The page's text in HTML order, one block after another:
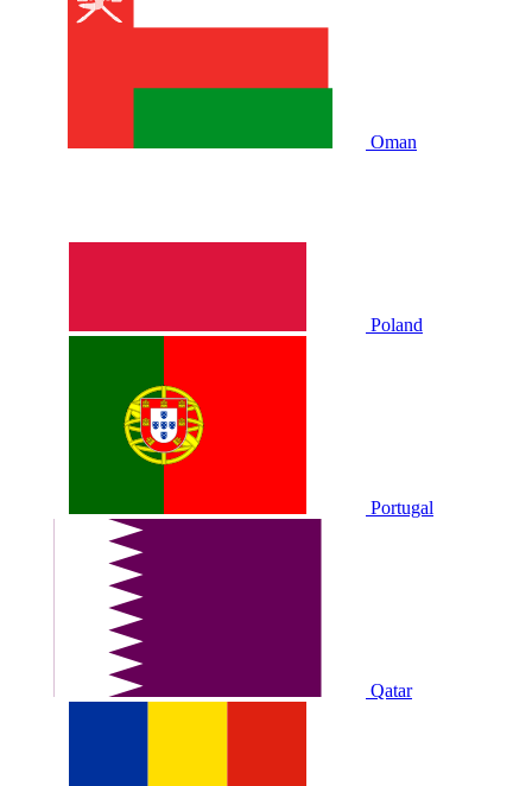
Oman
Poland
Portugal
Qatar